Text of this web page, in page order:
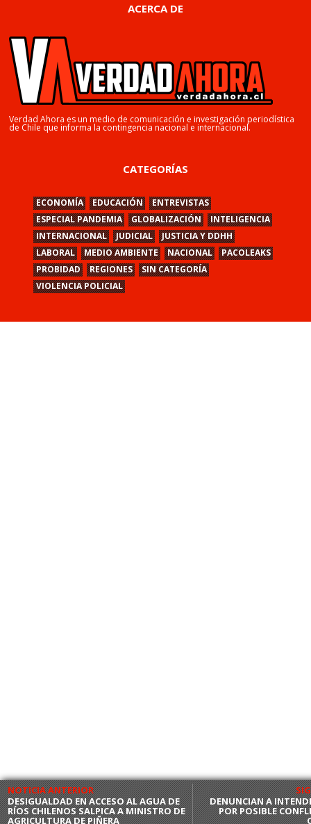
NOTICIA ANTERIOR
DESIGUALDAD EN ACCESO AL AGUA DE
RÍOS CHILENOS SALPICA A MINISTRO DE
AGRICULTURA DE PIÑERA
DENUNCIAN A
POR POSIBLE
ACERCA DE
Verdad Ahora es un medio de comunicación e investigación periodística
de Chile que informa la contingencia nacional e internacional.
CATEGORÍAS
ECONOMÍA EDUCACIÓN
ENTREVISTAS
ESPECIAL PANDEMIA
GLOBALIZACIÓN
INTELIGENCIA
INTERNACIONAL
JUDICIAL
JUSTICIA Y DDHH
LABORAL
MEDIO AMBIENTE NACIONAL
PACOLEAKS
PROBIDAD
REGIONES
SIN CATEGORÍA
VIOLENCIA POLICIAL